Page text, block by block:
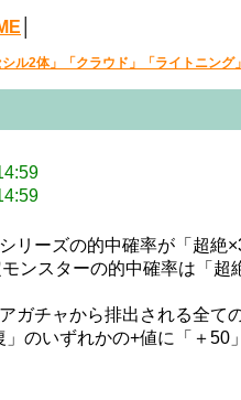
ル2体」「クラウド」「ライトニング」
リーズの的中確率が「超絶
ンスターの的中確率は「超
ガチャから排出される全て
のいずれかの+値に「＋50」